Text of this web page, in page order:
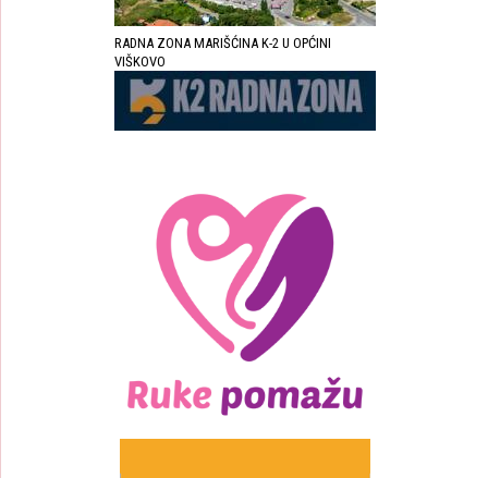
RADNA ZONA MARIŠĆINA K-2 U OPĆINI
VIŠKOVO